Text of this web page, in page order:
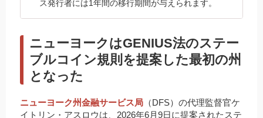
ス発行者には1年間の移行期間が与えられます。
ニューヨークはGENIUS法のステー
ブルコイン規則を提案した最初の州
となった
ニューヨーク州金融サービス局 （DFS）の代理監督官ケ
イトリン・アスロウは、2026年6月9日に提案されたステ